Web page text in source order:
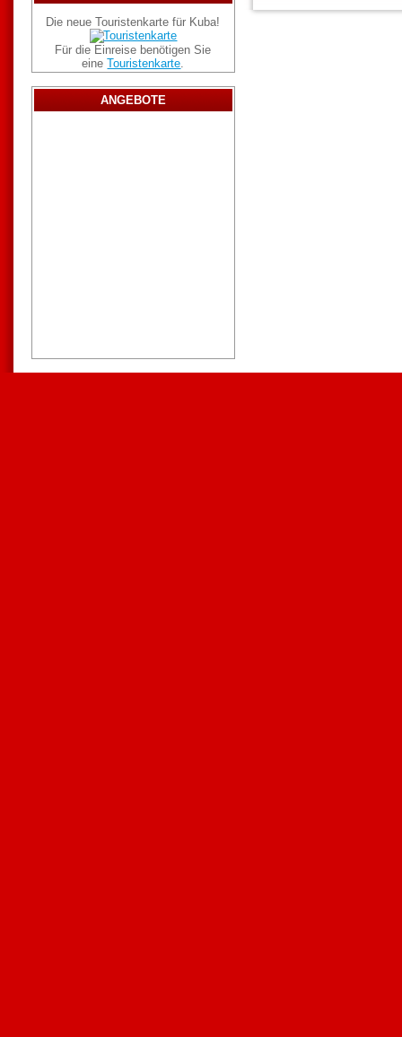
Die neue Touristenkarte für Kuba!
Für die Einreise benötigen Sie
eineTouristenkarte.
ANGEBOTE